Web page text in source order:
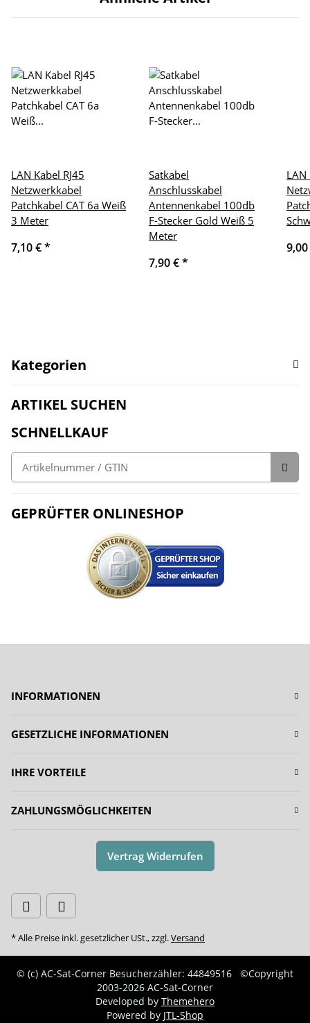
LAN Kabel RJ45
Netzwerkkabel
Patchkabel CAT 6a Weiß
3 Meter
7,10 €*
Satkabel
Anschlusskabel
Antennenkabel 100db
F-Stecker Gold Weiß 5
Meter
7,90 €*
LAN
Kategorien
ARTIKEL SUCHEN
SCHNELLKAUF
GEPRÜFTER ONLINESHOP
INFORMATIONEN
GESETZLICHE INFORMATIONEN
IHRE VORTEILE
ZAHLUNGSMÖGLICHKEITEN
Vertrag Widerrufen
* Alle Preise inkl. gesetzlicher USt., zzgl.Versand
© (c) AC-Sat-Corner Besucherzähler: 44849516
©Copyright
2003-2026 AC-Sat-Corner
Developed by Themehero
Powered by JTL-Shop